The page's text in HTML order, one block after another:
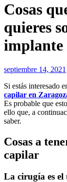
Cosas
quieres
septiembre 14, 2021
Si estás interesado
capilar en
Es probable que
ello que, a
saber.
Cosas a
capilar
La cirugía es